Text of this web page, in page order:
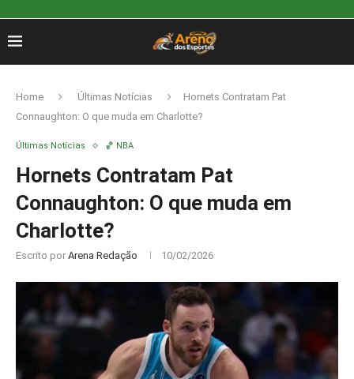
Home Últimas Notícias
Hornets Contratam Pat
Connaughton: O que muda em Charlotte?
Últimas Notícias 🏀 NBA
Hornets Contratam Pat
Connaughton: O que muda em
Charlotte?
Escrito por Arena Redação 10/02/2026